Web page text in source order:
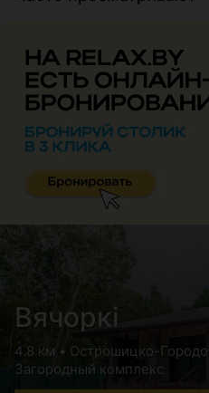
Вячоркi
4.8 км • Острошицко-
Загородный комплекс